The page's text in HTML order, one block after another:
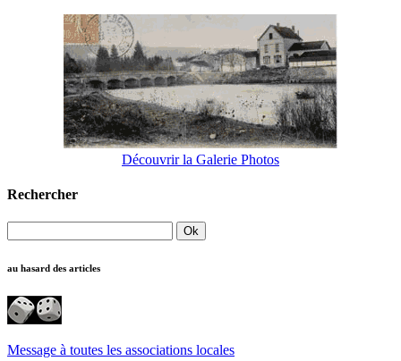
Découvrir la Galerie Photos
Rechercher
au hasard des articles
Message à toutes les associations locales